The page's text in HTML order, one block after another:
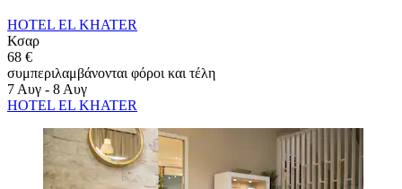
HOTEL EL KHATER
Κσαρ
68 €
συμπεριλαμβάνονται φόροι και τέλη
7 Αυγ - 8 Αυγ
HOTEL EL KHATER